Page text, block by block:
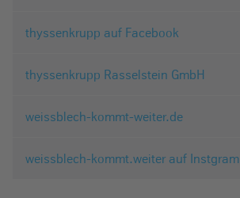
thyssenkrupp auf Facebook
thyssenkrupp Rasselstein GmbH
weissblech-kommt-weiter.de
weissblech-kommt.weiter auf Instgram